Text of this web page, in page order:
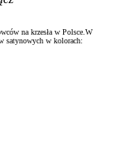
na krzesła w Polsce.W
satynowych w kolorach: